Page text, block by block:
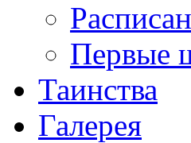
Первые
Таинства
Галерея